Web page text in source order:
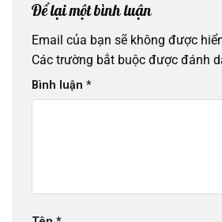
Để lại một bình luận
Email của bạn sẽ không được
Các trường bắt buộc được đánh
Bình luận *